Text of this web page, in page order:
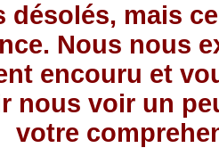
désolés, mais
Nous nous
encouru et
nous voir un
votre